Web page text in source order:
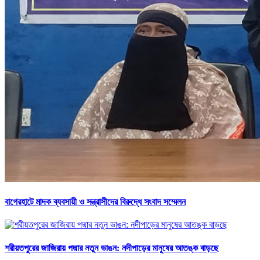
বাগেরহাটে মাদক ব্যবসায়ী ও সন্ত্রাসীদের বিরুদ্ধে সংবাদ সম্মেলন
শরীয়তপুরের জাজিরায় পদ্মার নতুন ভাঙন: নদীপাড়ের মানুষের আতঙ্ক বাড়ছে